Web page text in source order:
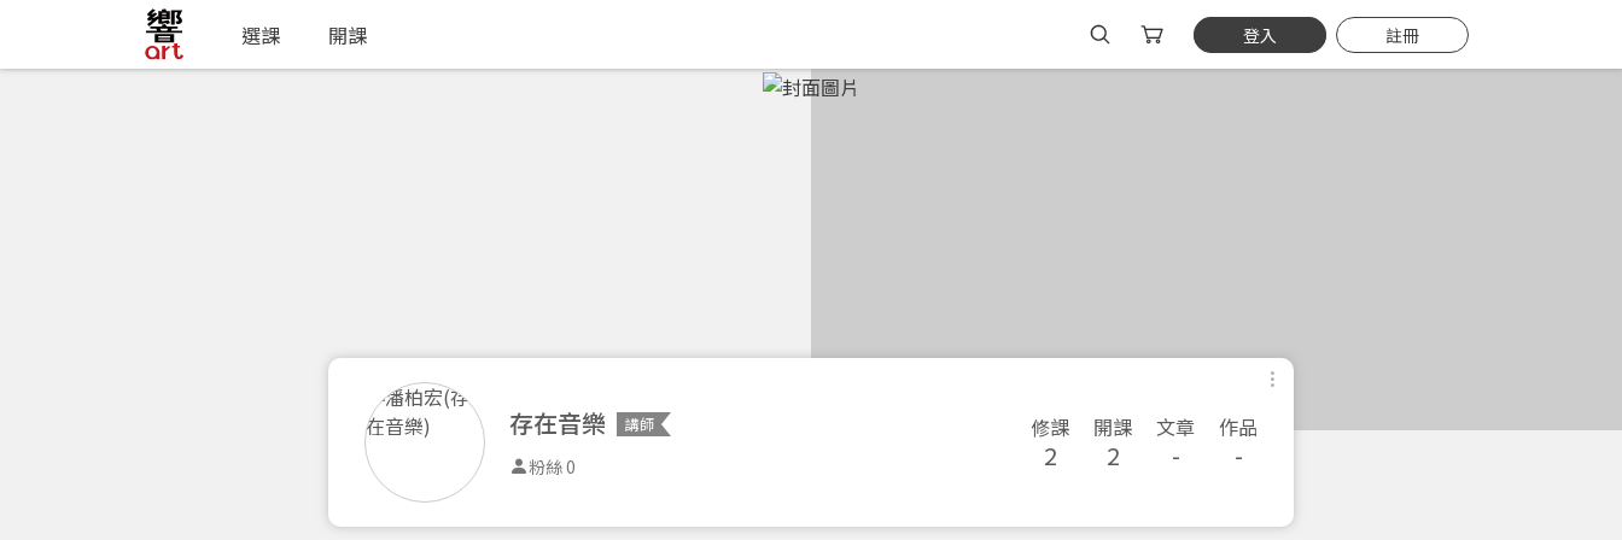
選課 開課 登入 註冊
存在音樂 講師
粉絲 0
修課
2
開課
2
文章
-
作品
-